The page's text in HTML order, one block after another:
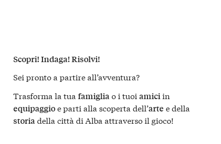
Scopri! Indaga! Risolvi!
Sei pronto a partire all’avventura?
Trasforma la tua famigliao i tuoi amiciin
equipaggioe parti alla scoperta dell’arte e della
storiadella città di Alba attraverso il gioco!